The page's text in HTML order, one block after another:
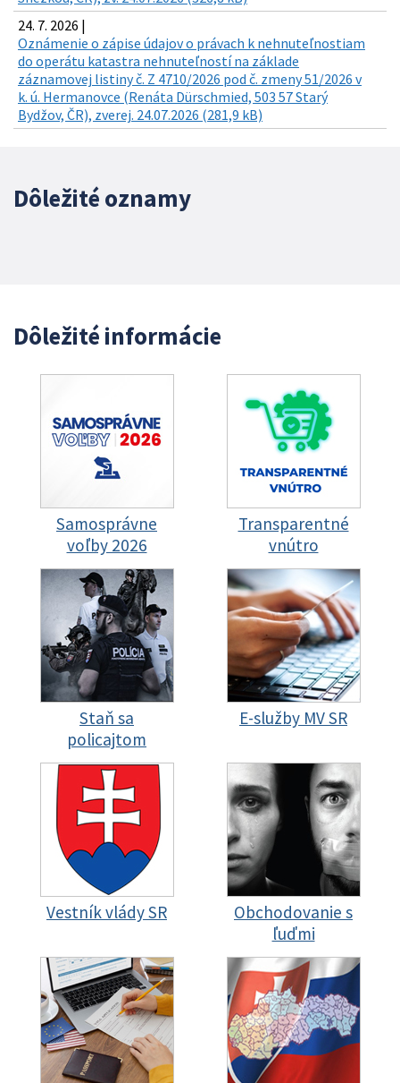
24. 7. 2026 |
Oznámenie o zápise údajov o právach k nehnuteľnostiam
do operátu katastra nehnuteľností na základe
záznamovej listiny č. Z 4710/2026 pod č. zmeny 51/2026 v
k. ú. Hermanovce (Renáta Dürschmied, 503 57 Starý
Bydžov, ČR), zverej. 24.07.2026 (281,9 kB)
Dôležité oznamy
Dôležité informácie
Samosprávne
voľby 2026
Transparentné
vnútro
Staň sa
policajtom
E-služby MV SR
Vestník vlády SR
Obchodovanie s
ľuďmi